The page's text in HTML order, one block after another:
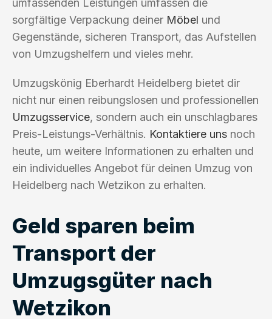
umfassenden Leistungen umfassen die
sorgfältige Verpackung deiner Möbel und
Gegenstände, sicheren Transport, das Aufstellen
von Umzugshelfern und vieles mehr.
Umzugskönig Eberhardt Heidelberg bietet dir
nicht nur einen reibungslosen und professionellen
Umzugsservice, sondern auch ein unschlagbares
Preis-Leistungs-Verhältnis. Kontaktiere uns noch
heute, um weitere Informationen zu erhalten und
ein individuelles Angebot für deinen Umzug von
Heidelberg nach Wetzikon zu erhalten.
Geld sparen beim
Transport der
Umzugsgüter nach
Wetzikon